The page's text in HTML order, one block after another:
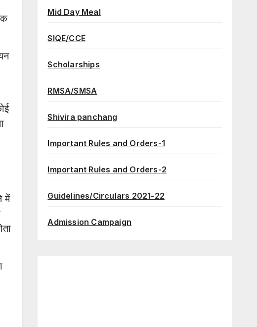
में
Mid Day Meal
SIQE/CCE
Scholarships
RMSA/SMSA
Shivira panchang
Important Rules and Orders-1
Important Rules and Orders-2
Guidelines/Circulars 2021-22
Admission Campaign